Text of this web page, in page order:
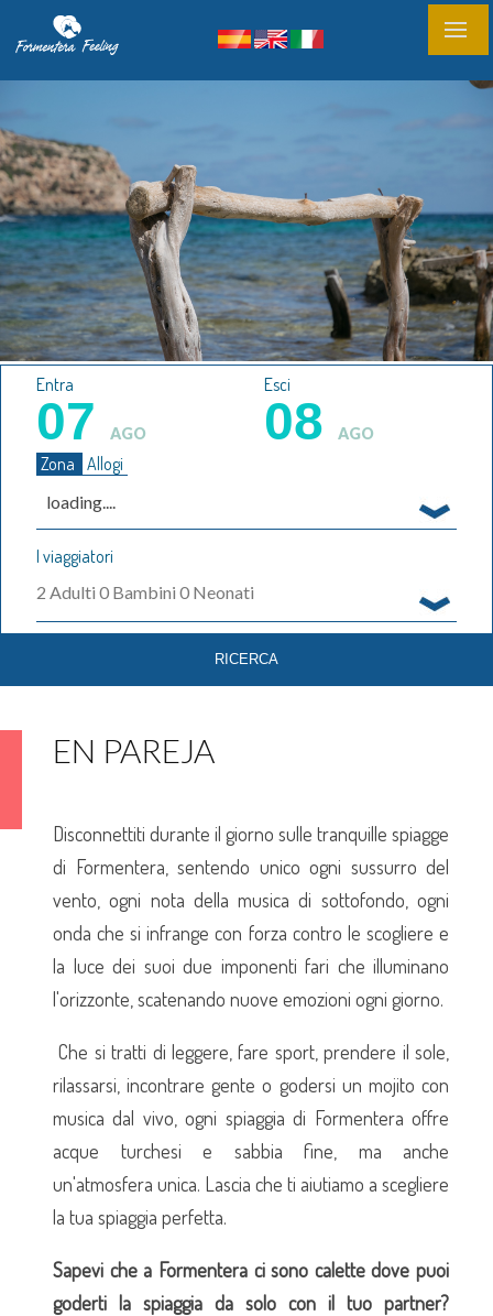
Entra
07 AGO
Esci
08 AGO
Zona Allogi
loading....
I viaggiatori
2 Adulti 0 Bambini 0 Neonati
EN PAREJA
Disconnettiti durante il giorno sulle tranquille spiagge
di Formentera, sentendo unico ogni sussurro del
vento, ogni nota della musica di sottofondo, ogni
onda che si infrange con forza contro le scogliere e
la luce dei suoi due imponenti fari che illuminano
l'orizzonte, scatenando nuove emozioni ogni giorno.
Che si tratti di leggere, fare sport, prendere il sole,
rilassarsi, incontrare gente o godersi un mojito con
musica dal vivo, ogni spiaggia di Formentera offre
acque turchesi e sabbia fine, ma anche
un'atmosfera unica. Lascia che ti aiutiamo a scegliere
la tua spiaggia perfetta.
Sapevi che a Formentera ci sono calette dove puoi
goderti la spiaggia da solo con il tuo partner?